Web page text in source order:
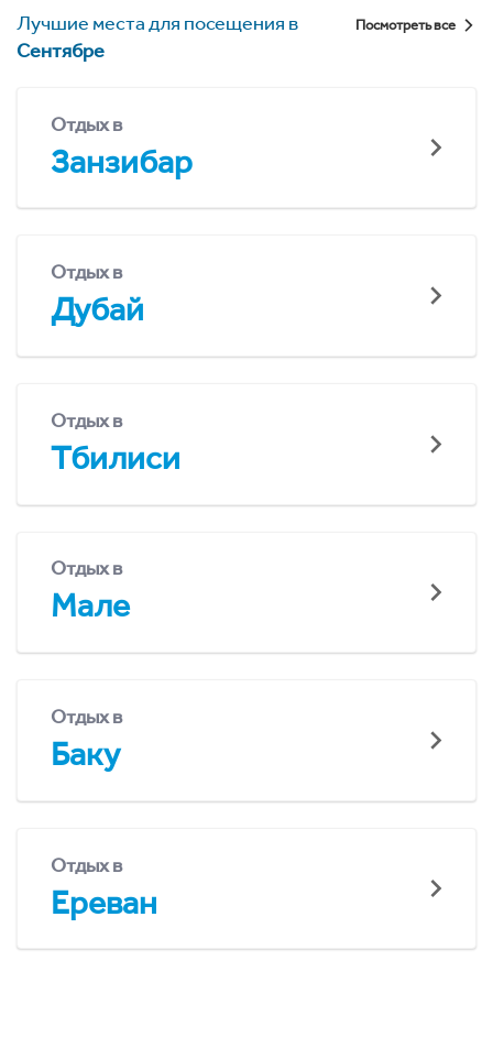
Лучшие места для посещения в
Сентябре
Посмотреть все
Отдых в
Занзибар
Отдых в
Дубай
Отдых в
Тбилиси
Отдых в
Мале
Отдых в
Баку
Отдых в
Ереван